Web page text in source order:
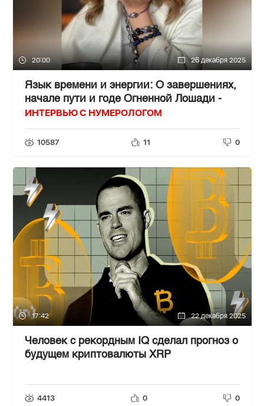
20:00 26 декабря 2025
Язык времени и энергии: О завершениях,
начале пути и годе Огненной Лошади -
ИНТЕРВЬЮ С НУМЕРОЛОГОМ
10587 11 0
17:42 22 декабря 2025
Человек с рекордным IQ сделал прогноз о
будущем криптовалюты XRP
4413 0 0